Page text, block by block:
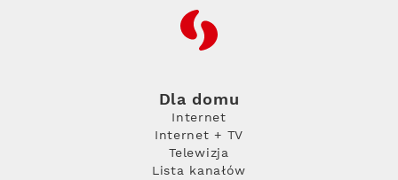
RFC
Dla domu
Internet
Internet + TV
Telewizja
Lista kanałów